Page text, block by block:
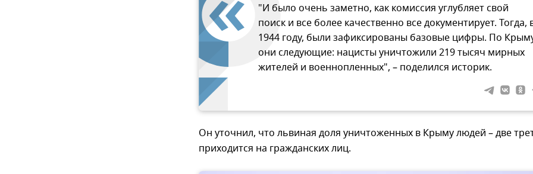
"И было очень заметно, как комиссия углубляет свой
поиск и все более качественно все документирует. Тогда,
1944 году, были зафиксированы базовые цифры. По
они следующие: нацисты уничтожили 219 тысяч мирных
жителей и военнопленных", – поделился историк.
Он уточнил, что львиная доля уничтоженных в Крыму людей – две
приходится на гражданских лиц.